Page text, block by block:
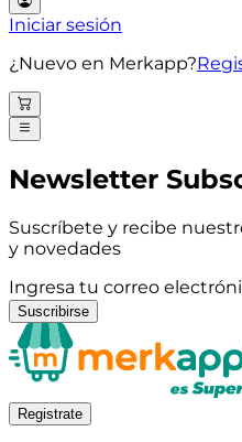
Iniciar sesión
¿Nuevo en Merkapp?
Newsletter
Suscríbete y recibe
y novedades
Ingresa tu correo
Suscribirse
Registrate